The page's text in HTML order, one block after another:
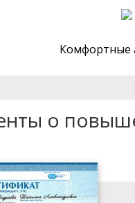
Комфортные
о